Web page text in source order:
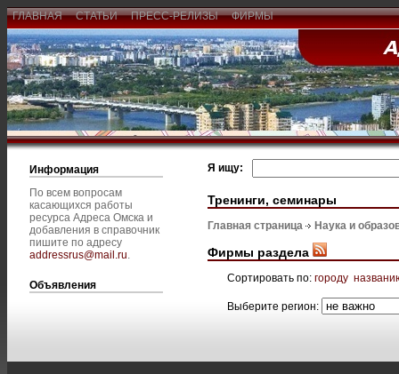
ГЛАВНАЯ СТАТЬИ ПРЕСС-РЕЛИЗЫ ФИРМЫ
Информация
По всем вопросам
касающихся работы
ресурса Адреса Омска и
добавления в справочник
пишите по адресу
addressrus@mail.ru.
Объявления
Я ищу:
Тренинги, семинары
Главная страница Наука и
Фирмы раздела
Сортировать по: городу
Выберите регион: